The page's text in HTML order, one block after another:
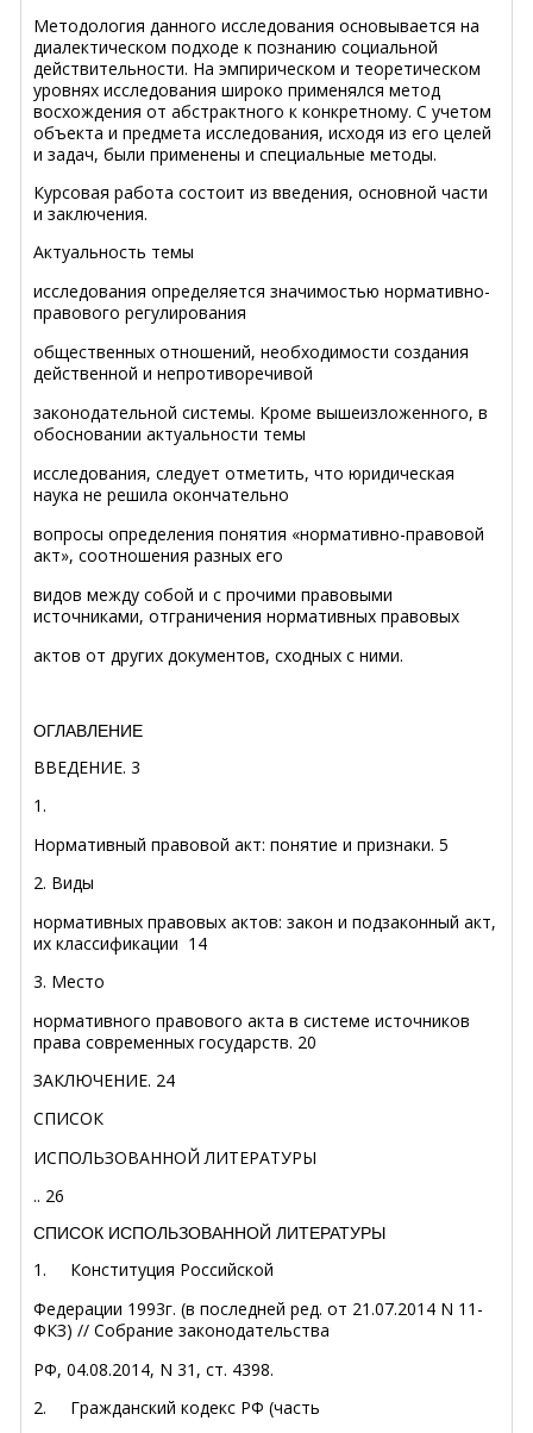
Методология данного исследования основывается на
диалектическом подходе к познанию социальной
действительности. На эмпирическом и теоретическом
уровнях исследования широко применялся метод
восхождения от абстрактного к конкретному. С учетом
объекта и предмета исследования, исходя из его целей
и задач, были применены и специальные методы.
Курсовая работа состоит из введения, основной части
и заключения.
Актуальность темы
исследования определяется значимостью нормативно-
правового регулирования
общественных отношений, необходимости создания
действенной и непротиворечивой
законодательной системы. Кроме вышеизложенного, в
обосновании актуальности темы
исследования, следует отметить, что юридическая
наука не решила окончательно
вопросы определения понятия «нормативно-правовой
акт», соотношения разных его
видов между собой и с прочими правовыми
источниками, отграничения нормативных правовых
актов от других документов, сходных с ними.
ОГЛАВЛЕНИЕ
ВВЕДЕНИЕ. 3
1.
Нормативный правовой акт: понятие и признаки. 5
2. Виды
нормативных правовых актов: закон и подзаконный акт,
их классификации 14
3. Место
нормативного правового акта в системе источников
права современных государств. 20
ЗАКЛЮЧЕНИЕ. 24
СПИСОК
ИСПОЛЬЗОВАННОЙ ЛИТЕРАТУРЫ
.. 26
СПИСОК ИСПОЛЬЗОВАННОЙ ЛИТЕРАТУРЫ
1. Конституция Российской
Федерации 1993г. (в последней ред. от 21.07.2014 N 11-
ФКЗ) // Собрание законодательства
РФ, 04.08.2014, N 31, ст. 4398.
2. Гражданский кодекс РФ (часть